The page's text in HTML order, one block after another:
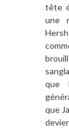
tête
une
que
que